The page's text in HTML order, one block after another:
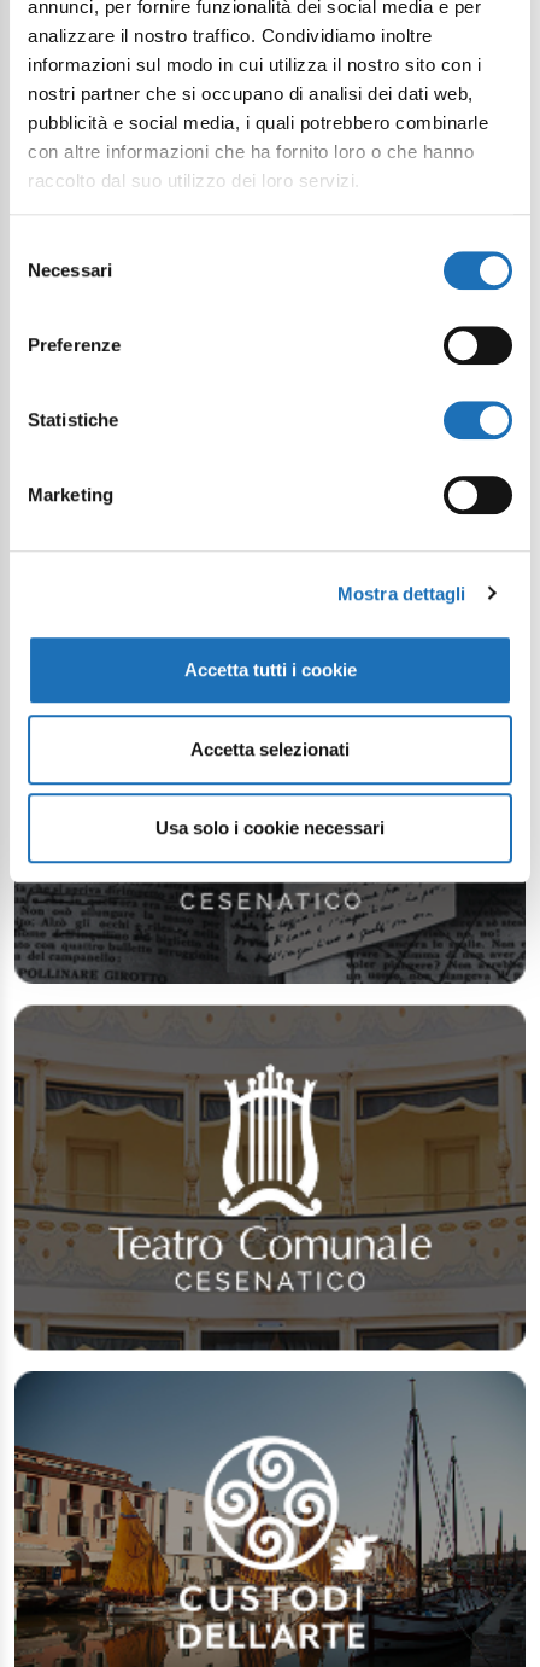
annunci, per fornire funzionalità dei social media e per
analizzare il nostro traffico. Condividiamo inoltre
informazioni sul modo in cui utilizza il nostro sito con i
nostri partner che si occupano di analisi dei dati web,
pubblicità e social media, i quali potrebbero combinarle
con altre informazioni che ha fornito loro o che hanno
raccolto dal suo utilizzo dei loro servizi.
delNecessari
Preferenze
Statistiche
Marketing
Mostra dettagli
Accetta tutti i cookie
Accetta selezionati
Usa solo i cookie necessari